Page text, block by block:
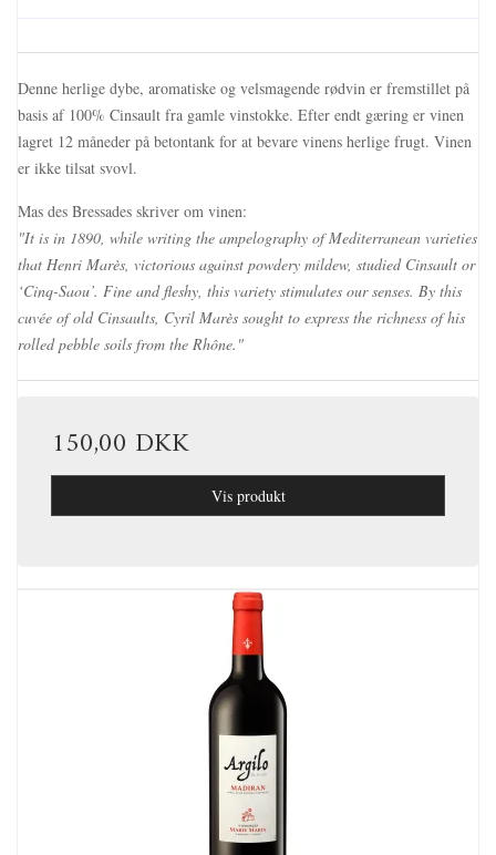
Denne herlige dybe, aromatiske og velsmagende rødvin er fremstillet på
basis af 100% Cinsault fra gamle vinstokke. Efter endt gæring er vinen
lagret 12 måneder på betontank for at bevare vinens herlige frugt. Vinen
er ikke tilsat svovl.
Mas des Bressades skriver om vinen:
"It is in 1890, while writing the ampelography of Mediterranean varieties
that Henri Marès, victorious against powdery mildew, studied Cinsault or
‘Cinq-Saou’. Fine and fleshy, this variety stimulates our senses. By this
cuvée of old Cinsaults, Cyril Marès sought to express the richness of his
rolled pebble soils from the Rhône."
150,00 DKK
Vis produkt